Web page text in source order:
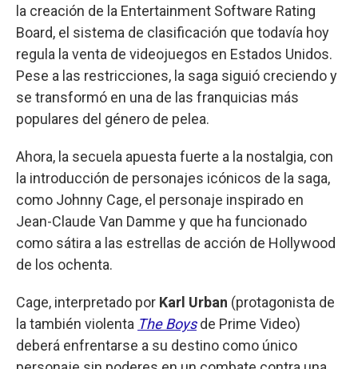
la creación de la Entertainment Software Rating
Board, el sistema de clasificación que todavía hoy
regula la venta de videojuegos en Estados Unidos.
Pese a las restricciones, la saga siguió creciendo y
se transformó en una de las franquicias más
populares del género de pelea.
Ahora, la secuela apuesta fuerte a la nostalgia, con
la introducción de personajes icónicos de la saga,
como Johnny Cage, el personaje inspirado en
Jean-Claude Van Damme y que ha funcionado
como sátira a las estrellas de acción de Hollywood
de los ochenta.
Cage, interpretado por Karl Urban (protagonista de
la también violenta The Boysde Prime Video)
deberá enfrentarse a su destino como único